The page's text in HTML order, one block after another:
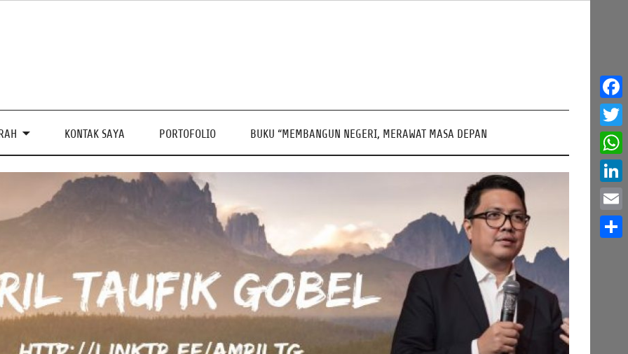
KONTAK SAYA PORTOFOLIO BUKU “MEMBANGUN NEGERI, MERAWAT MASA DEPAN
Email